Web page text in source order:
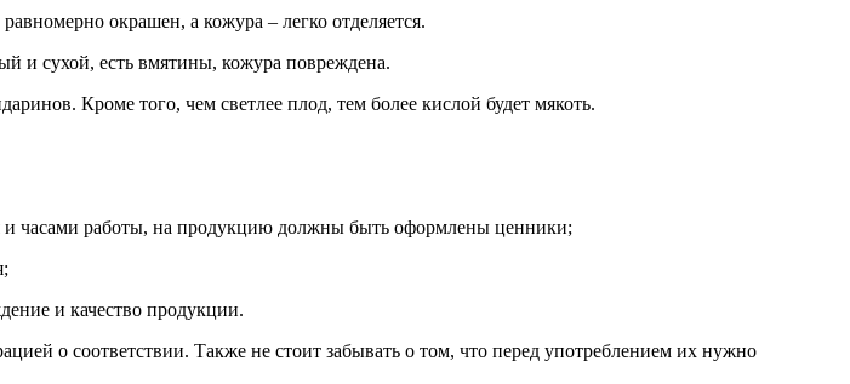
окрашен, а кожура – легко отделяется.
и сухой, есть вмятины, кожура повреждена.
Кроме того, чем светлее плод, тем более кислой будет мякоть.
и часами работы, на продукцию должны быть оформлены ценники;
и качество продукции.
о соответствии. Также не стоит забывать о том, что перед употреблением их нужно